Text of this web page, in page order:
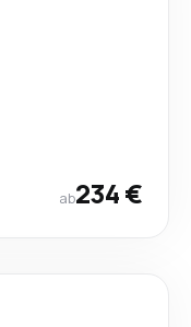
ab234 €